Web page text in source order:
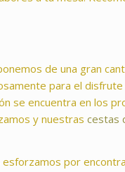
de una gran
para el
se encuentra en los
y nuestrascestas
esforzamos por